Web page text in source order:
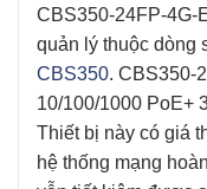
CBS350-24FP-4G-
quản lý thuộc dòng
CBS350. CBS350-
10/100/1000 PoE+
Thiết bị này có giá
hệ thống mạng